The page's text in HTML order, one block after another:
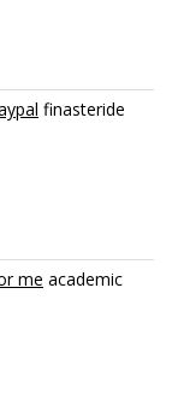
finasteride
me academic